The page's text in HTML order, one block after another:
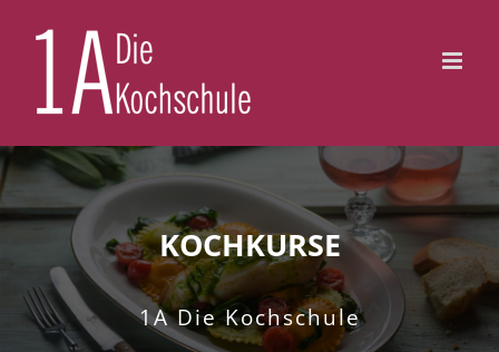
Inhalt
KOCHKURSE
1A Die Kochschule